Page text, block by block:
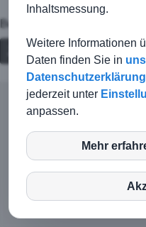
Beide Mannschaften freuen
Zurück
© TSG Kirchberg-Jagst |
Haftungsausschluss|
Login-Intern
Inhaltsmessung.
Weitere Informationen
Daten finden Sie in
Datenschutzerklärung
jederzeit unter
anpassen.
inCMS
Mehr